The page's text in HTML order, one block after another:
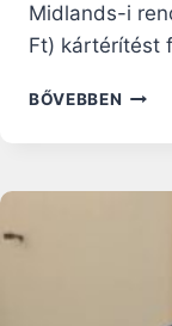
Midlands-i
Ft) kártérítést
BŐVEBBEN
BRIT